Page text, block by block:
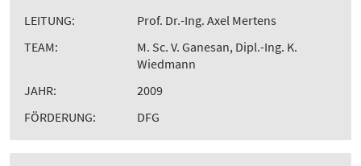
LEITUNG:
Prof. Dr.-Ing. Axel Mertens
TEAM:
M. Sc. V. Ganesan, Dipl.-Ing. K.
Wiedmann
JAHR:
2009
FÖRDERUNG:
DFG